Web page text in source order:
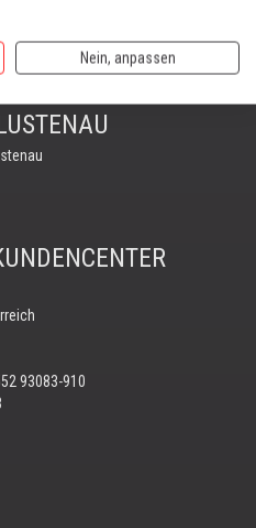
93083-910
Nein, anpassen